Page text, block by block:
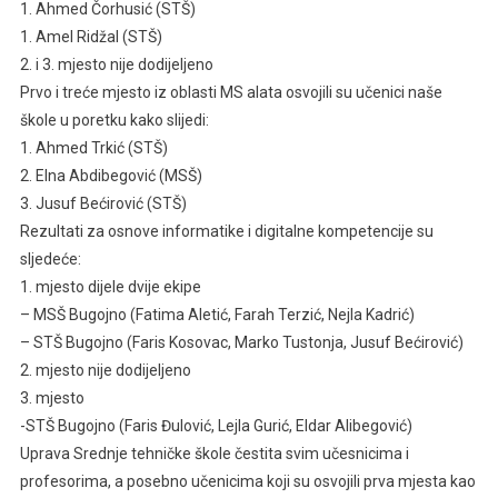
1. Ahmed Čorhusić (STŠ)
1. Amel Ridžal (STŠ)
2. i 3. mjesto nije dodijeljeno
Prvo i treće mjesto iz oblasti MS alata osvojili su učenici naše
škole u poretku kako slijedi:
1. Ahmed Trkić (STŠ)
2. Elna Abdibegović (MSŠ)
3. Jusuf Bećirović (STŠ)
Rezultati za osnove informatike i digitalne kompetencije su
sljedeće:
1. mjesto dijele dvije ekipe
– MSŠ Bugojno (Fatima Aletić, Farah Terzić, Nejla Kadrić)
– STŠ Bugojno (Faris Kosovac, Marko Tustonja, Jusuf Bećirović)
2. mjesto nije dodijeljeno
3. mjesto
-STŠ Bugojno (Faris Đulović, Lejla Gurić, Eldar Alibegović)
Uprava Srednje tehničke škole čestita svim učesnicima i
profesorima, a posebno učenicima koji su osvojili prva mjesta kao